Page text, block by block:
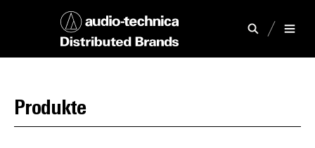
Produkte